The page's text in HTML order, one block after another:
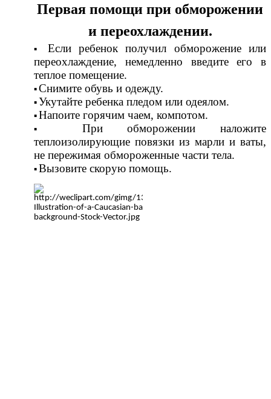
Первая помощи при обморожении
и переохлаждении.
Если ребенок получил обморожение или
переохлаждение, немедленно введите его в
теплое помещение.
Снимите обувь и одежду.
Укутайте ребенка пледом или одеялом.
Напоите горячим чаем, компотом.
При обморожении наложите
теплоизолирующие повязки из марли и ваты,
не пережимая обмороженные части тела.
Вызовите скорую помощь.